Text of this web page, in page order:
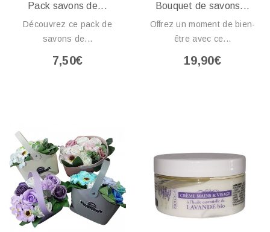
Pack savons de...
Découvrez ce pack de
savons de...
7,50€
Bouquet de savons...
Offrez un moment de bien-
être avec ce...
19,90€